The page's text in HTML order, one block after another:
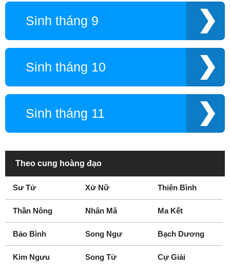
Sinh tháng 9
Sinh tháng 10
Sinh tháng 11
Theo cung hoàng đạo
Sư Tử Xử Nữ Thiên Bình
Thần Nông Nhân Mã Ma Kết
Bảo Bình Song Ngư Bạch Dương
Kim Ngưu Song Tử Cự Giải